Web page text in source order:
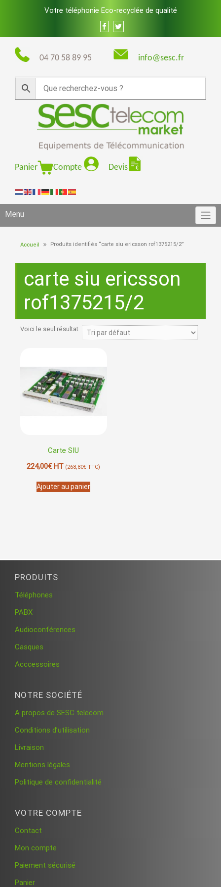
Votre téléphonie Eco-recyclée de qualité
04 70 58 89 95 info@sesc.fr
Panier Compte Devis
Menu
Accueil Produits identifiés “carte siu ericsson rof1375215/2”
carte siu ericsson
rof1375215/2
Voici le seul résultat
Carte SIU
224,00€HT (268,80€ TTC)
Ajouter au panier
PRODUITS
Téléphones
PABX
Audioconférences
Casques
Acccessoires
NOTRE SOCIÉTÉ
A propos de SESC telecom
Conditions d’utilisation
Livraison
Mentions légales
Politique de confidentialité
VOTRE COMPTE
Contact
Mon compte
Paiement sécurisé
Panier